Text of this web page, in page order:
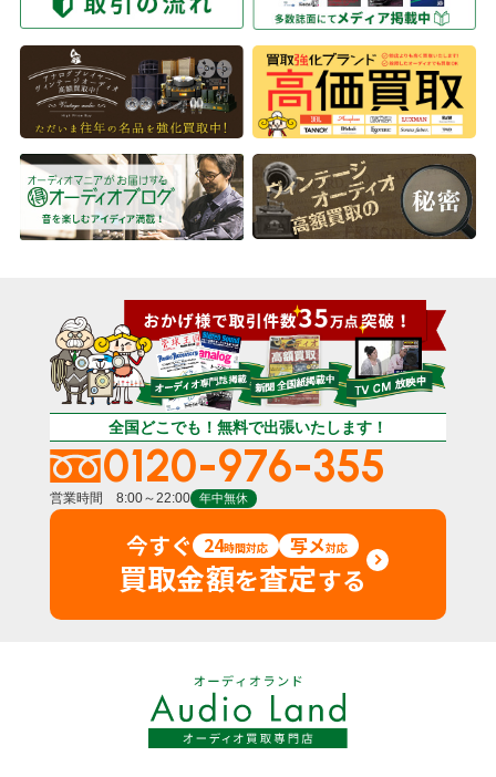
全国どこでも！無料で出張いたします！
0120-976-355
営業時間 8:00～22:00 年中無休
今すぐ 24時間対応 写メ対応
買取金額を査定する